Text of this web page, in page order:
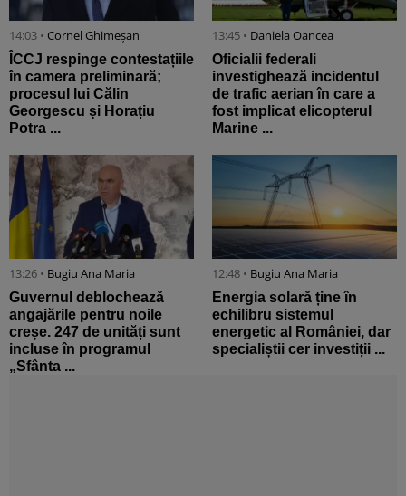
14:03 • Cornel Ghimeșan
ÎCCJ respinge contestațiile
în camera preliminară;
procesul lui Călin
Georgescu și Horațiu
Potra ...
13:45 • Daniela Oancea
Oficialii federali
investighează incidentul
de trafic aerian în care a
fost implicat elicopterul
Marine ...
13:26 • Bugiu ⁠Ana Maria
Guvernul deblochează
angajările pentru noile
creșe. 247 de unități sunt
incluse în programul
„Sfânta ...
12:48 • Bugiu ⁠Ana Maria
Energia solară ține în
echilibru sistemul
energetic al României, dar
specialiștii cer investiții ...